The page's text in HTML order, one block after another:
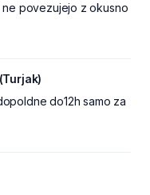
povezujejo z okusno
do12h samo za